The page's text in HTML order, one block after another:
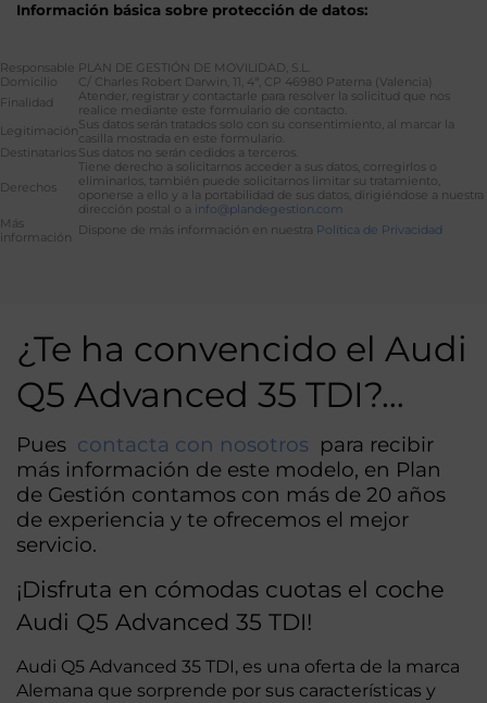
Información básica sobre protección de datos:
Responsable PLAN DE GESTIÓN DE MOVILIDAD, S.L.
Domicilio
C/ Charles Robert Darwin, 11, 4ª, CP 46980 Paterna (Valencia)
Finalidad
Atender, registrar y contactarle para resolver la solicitud que nos
realice mediante este formulario de contacto.
LegitimaciónSus datos serán tratados solo con su consentimiento, al marcar la
casilla mostrada en este formulario.
Destinatarios Sus datos no serán cedidos a terceros.
Derechos
Tiene derecho a solicitarnos acceder a sus datos, corregirlos o
eliminarlos, también puede solicitarnos limitar su tratamiento,
oponerse a ello y a la portabilidad de sus datos, dirigiéndose a nuestra
dirección postal o a info@plandegestion.com
Más
información Dispone de más información en nuestra Política de Privacidad
¿Te ha convencido el Audi
Q5 Advanced 35 TDI?…
Pues contacta con nosotros para recibir
más información de este modelo, en Plan
de Gestión contamos con más de 20 años
de experiencia y te ofrecemos el mejor
servicio.
¡Disfruta en cómodas cuotas el coche
Audi Q5 Advanced 35 TDI!
Audi Q5 Advanced 35 TDI, es una oferta de la marca
Alemana que sorprende por sus características y